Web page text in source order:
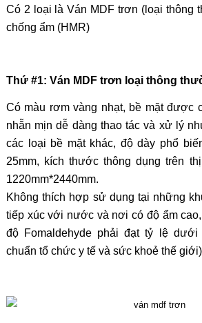
Có 2 loại là Ván MDF trơn (loại thông
chống ẩm (HMR)
Thứ #1: Ván MDF trơn loại thông
Có màu rơm vàng nhạt, bề mặt được
nhẵn mịn dễ dàng thao tác và xử lý
các loại bề mặt khác, độ dày phổ
25mm, kích thước thông dụng trên
1220mm*2440mm.
Không thích hợp sử dụng tại những
tiếp xúc với nước và nơi có độ ẩm
độ Fomaldehyde phải đạt tỷ lệ dưới
chuẩn tổ chức y tế và sức khoẻ thế